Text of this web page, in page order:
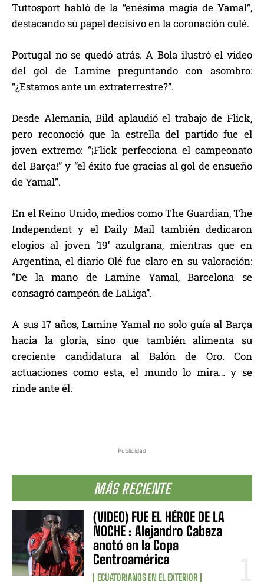
Publicidad
MÁS RECIENTE
(VIDEO) FUE EL HÉROE DE LA
NOCHE : Alejandro Cabeza
anotó en la Copa
Centroamérica
ECUATORIANOS EN EL EXTERIOR
Tuttosport habló de la “enésima magia de Yamal”,
destacando su papel decisivo en la coronación culé.
Portugal no se quedó atrás. A Bola ilustró el video
del gol de Lamine preguntando con asombro:
“¿Estamos ante un extraterrestre?”.
Desde Alemania, Bild aplaudió el trabajo de Flick,
pero reconoció que la estrella del partido fue el
joven extremo: “¡Flick perfecciona el campeonato
del Barça!” y “el éxito fue gracias al gol de ensueño
de Yamal”.
En el Reino Unido, medios como The Guardian, The
Independent y el Daily Mail también dedicaron
elogios al joven ‘19’ azulgrana, mientras que en
Argentina, el diario Olé fue claro en su valoración:
“De la mano de Lamine Yamal, Barcelona se
consagró campeón de LaLiga”.
A sus 17 años, Lamine Yamal no solo guía al Barça
hacia la gloria, sino que también alimenta su
creciente candidatura al Balón de Oro. Con
actuaciones como esta, el mundo lo mira… y se
rinde ante él.